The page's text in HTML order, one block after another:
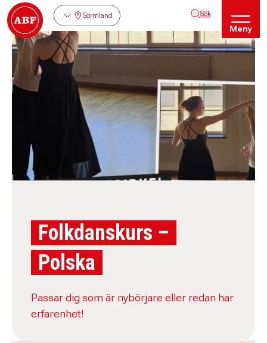
Sörmland Sök
Meny
Folkdanskurs –
Polska
Passar dig som är nybörjare eller redan har
erfarenhet!